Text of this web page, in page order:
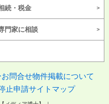
続・税金
門家に相談
お問合せ物件掲載について
止申請サイトマップ